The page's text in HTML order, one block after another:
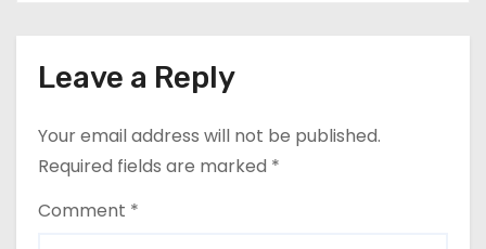
războiul din Ucraina va perturba
din nou exporturile prin Marea
Leave a Reply
Your email address will not be published.
Required fields are marked *
Comment *